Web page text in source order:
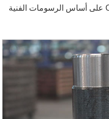
في غيرها. كما أننا نقدم خدمات OEM على أساس الرسومات الفنية